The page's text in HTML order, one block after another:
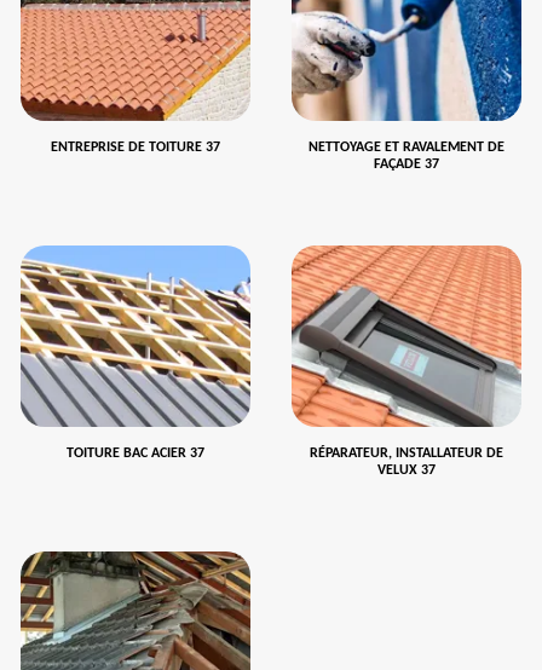
ENTREPRISE DE TOITURE 37
NETTOYAGE ET RAVALEMENT DE
FAÇADE 37
TOITURE BAC ACIER 37
RÉPARATEUR, INSTALLATEUR DE
VELUX 37